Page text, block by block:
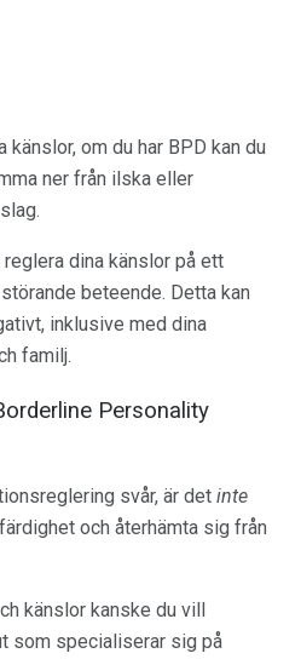
om du har BPD kan du
ner från ilska eller
reglera dina känslor på ett
beteende. Detta kan
inklusive med dina
familj.
Personality
svår, är det inte
och återhämta sig från
känslor kanske du vill
som specialiserar sig på